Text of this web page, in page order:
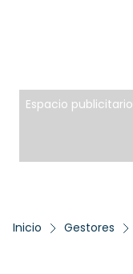
Espacio publicitario
Inicio Gestores